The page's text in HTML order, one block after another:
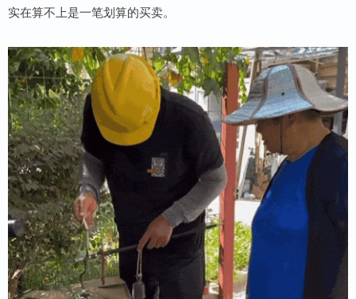
实在算不上是一笔划算的买卖。